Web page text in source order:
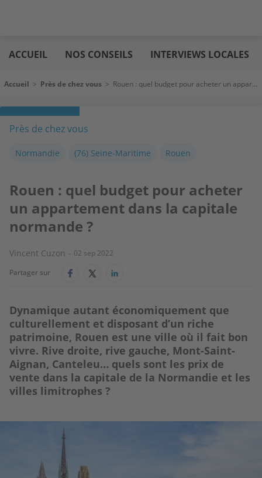
au
contenu
immo
ACCUEIL NOS CONSEILS INTERVIEWS LOCALES
Fil d'Ariane
Accueil > Près de chez vous > Rouen : quel budget pour acheter un appartement dans la capitale normande ?
Près de chez vous
Normandie (76) Seine-Maritime Rouen
Rouen : quel budget pour acheter
un appartement dans la capitale
normande ?
Vincent Cuzon
02 sep 2022
Partager sur
Dynamique autant économiquement que
culturellement et disposant d’un riche
patrimoine, Rouen est une ville où il fait bon
vivre. Rive droite, rive gauche, Mont-Saint-
Aignan, Canteleu… quels sont les prix de
vente dans la capitale de la Normandie et les
villes limitrophes ?